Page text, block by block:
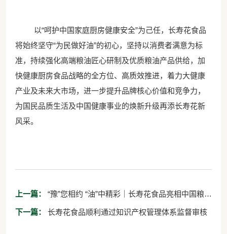
以“呵护中国家庭厨房健康安全”为己任，长寿花食品
将始终坚守“为民做好油”的初心，坚持以消费者满意为标
准，持续强化高端粮油匠心研制及优质粮油产品供给，加
快健康厨房食品战略的全方位、高质效推进， 着力大健康
产业及未来大市场， 进一步提升品牌核心价值和竞争力，
为国民品质生活及中国健康事业的焕新升级再添长寿花新
风采。
上一篇：
交易大会
下一篇： 长寿花食品顺利通过知识产权管理体系监督审核